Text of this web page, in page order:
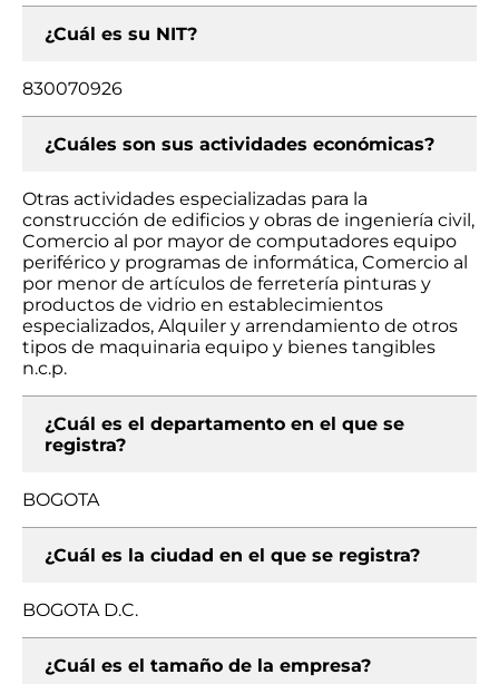
¿Cuál es su NIT?
830070926
¿Cuáles son sus actividades económicas?
Otras actividades especializadas para la
construcción de edificios y obras de ingeniería civil,
Comercio al por mayor de computadores equipo
periférico y programas de informática, Comercio al
por menor de artículos de ferretería pinturas y
productos de vidrio en establecimientos
especializados, Alquiler y arrendamiento de otros
tipos de maquinaria equipo y bienes tangibles
n.c.p.
¿Cuál es el departamento en el que se
registra?
BOGOTA
¿Cuál es la ciudad en el que se registra?
BOGOTA D.C.
¿Cuál es el tamaño de la empresa?